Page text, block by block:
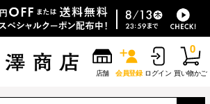
店舗 会員登録 ログイン 買い物かご
0